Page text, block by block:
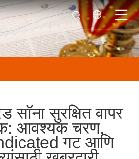
सॉना सुरक्षित वापर
आवश्यक चरण,
गट आणि